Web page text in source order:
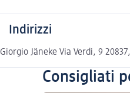
Indirizzi
Giorgio Jäneke Via Verdi, 9
Consigliati